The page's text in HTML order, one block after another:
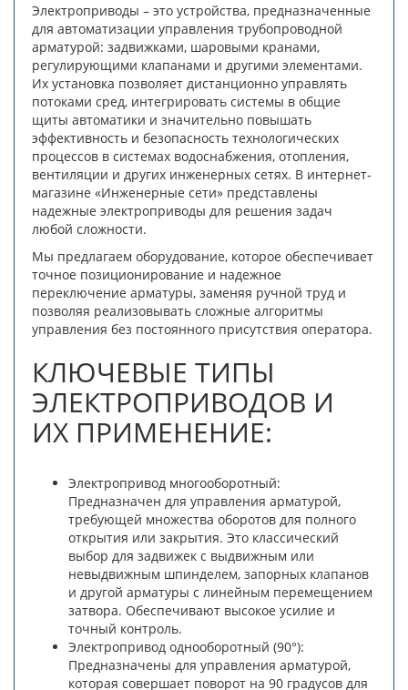
Электроприводы – это устройства, предназначенные
для автоматизации управления трубопроводной
арматурой: задвижками, шаровыми кранами,
регулирующими клапанами и другими элементами.
Их установка позволяет дистанционно управлять
потоками сред, интегрировать системы в общие
щиты автоматики и значительно повышать
эффективность и безопасность технологических
процессов в системах водоснабжения, отопления,
вентиляции и других инженерных сетях. В интернет-
магазине «Инженерные сети» представлены
надежные электроприводы для решения задач
любой сложности.
Мы предлагаем оборудование, которое обеспечивает
точное позиционирование и надежное
переключение арматуры, заменяя ручной труд и
позволяя реализовывать сложные алгоритмы
управления без постоянного присутствия оператора.
КЛЮЧЕВЫЕ ТИПЫ
ЭЛЕКТРОПРИВОДОВ И
ИХ ПРИМЕНЕНИЕ:
Электропривод многооборотный:
Предназначен для управления арматурой,
требующей множества оборотов для полного
открытия или закрытия. Это классический
выбор для задвижек с выдвижным или
невыдвижным шпинделем, запорных клапанов
и другой арматуры с линейным перемещением
затвора. Обеспечивают высокое усилие и
точный контроль.
Электропривод однооборотный (90°):
Предназначены для управления арматурой,
которая совершает поворот на 90 градусов для